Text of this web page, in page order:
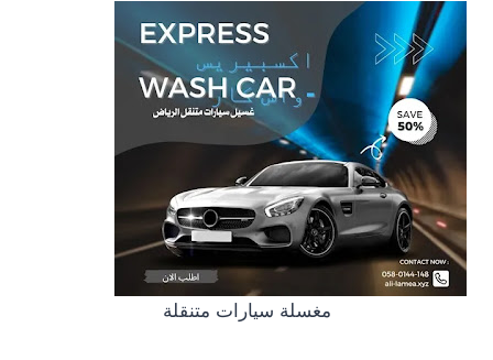
مغسلة سيارات متنقلة